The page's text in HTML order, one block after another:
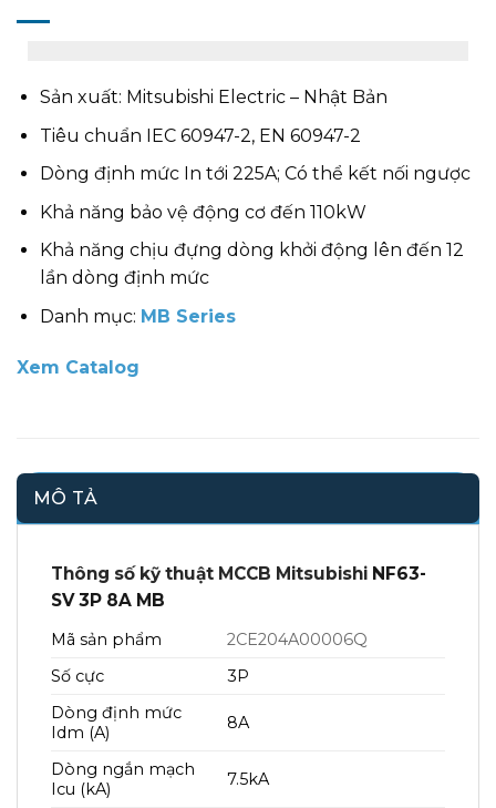
Sản xuất: Mitsubishi Electric – Nhật Bản
Tiêu chuẩn IEC 60947-2, EN 60947-2
Dòng định mức In tới 225A; Có thể kết nối ngược
Khả năng bảo vệ động cơ đến 110kW
Khả năng chịu đựng dòng khởi động lên đến 12
lần dòng định mức
Danh mục: MB Series
Xem Catalog
MÔ TẢ
Thông số kỹ thuật MCCB Mitsubishi NF63-
SV 3P 8A MB
Mã sản phẩm
2CE204A00006Q
Số cực
3P
Dòng định mức
Idm (A)
8A
Dòng ngắn mạch
Icu (kA)
7.5kA